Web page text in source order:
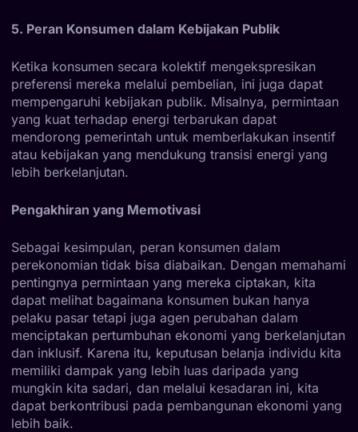
5. Peran Konsumen dalam Kebijakan Publik
Ketika konsumen secara kolektif mengekspresikan
preferensi mereka melalui pembelian, ini juga dapat
mempengaruhi kebijakan publik. Misalnya, permintaan
yang kuat terhadap energi terbarukan dapat
mendorong pemerintah untuk memberlakukan insentif
atau kebijakan yang mendukung transisi energi yang
lebih berkelanjutan.
Pengakhiran yang Memotivasi
Sebagai kesimpulan, peran konsumen dalam
perekonomian tidak bisa diabaikan. Dengan memahami
pentingnya permintaan yang mereka ciptakan, kita
dapat melihat bagaimana konsumen bukan hanya
pelaku pasar tetapi juga agen perubahan dalam
menciptakan pertumbuhan ekonomi yang berkelanjutan
dan inklusif. Karena itu, keputusan belanja individu kita
memiliki dampak yang lebih luas daripada yang
mungkin kita sadari, dan melalui kesadaran ini, kita
dapat berkontribusi pada pembangunan ekonomi yang
lebih baik.